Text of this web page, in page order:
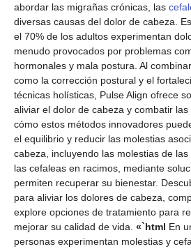
abordar las migrañas crónicas, las
diversas causas del dolor de cabeza.
el 70% de los adultos experimentan
menudo provocados por problemas
hormonales y mala postura. Al
como la corrección postural y el
técnicas holísticas, Pulse Align ofrece
aliviar el dolor de cabeza y combatir
cómo estos métodos innovadores
el equilibrio y reducir las molestias
cabeza, incluyendo las molestias de
las cefaleas en racimos, mediante
permiten recuperar su bienestar.
para aliviar los dolores de cabeza,
explore opciones de tratamiento para
mejorar su calidad de vida. «`html En
personas experimentan molestias y